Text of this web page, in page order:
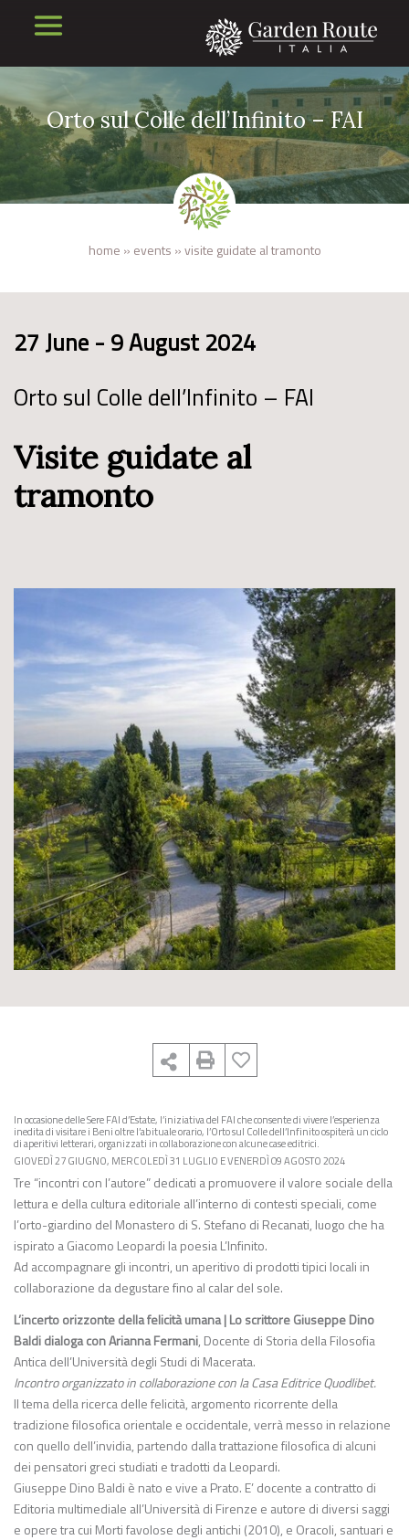
Orto sul Colle dell’Infinito – FAI
home » events »visite guidate al tramonto
27 June - 9 August 2024
Orto sul Colle dell’Infinito – FAI
Visite guidate al
tramonto
In occasione delle Sere FAI d’Estate, l’iniziativa del FAI che consente di vivere l’esperienza
inedita di visitare i Beni oltre l’abituale orario, l’Orto sul Colle dell’Infinito ospiterà un ciclo
di aperitivi letterari, organizzati in collaborazione con alcune case editrici.
GIOVEDÌ 27 GIUGNO, MERCOLEDÌ 31 LUGLIO E VENERDÌ 09 AGOSTO 2024
Tre “incontri con l’autore” dedicati a promuovere il valore sociale della
lettura e della cultura editoriale all’interno di contesti speciali, come
l’orto-giardino del Monastero di S. Stefano di Recanati, luogo che ha
ispirato a Giacomo Leopardi la poesia L’Infinito.
Ad accompagnare gli incontri, un aperitivo di prodotti tipici locali in
collaborazione da degustare fino al calar del sole.
L’incerto orizzonte della felicità umana | Lo scrittore Giuseppe Dino
Baldi dialoga con Arianna Fermani, Docente di Storia della Filosofia
Antica dell’Università degli Studi di Macerata.
Incontro organizzato in collaborazione con la Casa Editrice Quodlibet.
Il tema della ricerca delle felicità, argomento ricorrente della
tradizione filosofica orientale e occidentale, verrà messo in relazione
con quello dell’invidia, partendo dalla trattazione filosofica di alcuni
dei pensatori greci studiati e tradotti da Leopardi.
Giuseppe Dino Baldi è nato e vive a Prato. E’ docente a contratto di
Editoria multimediale all’Università di Firenze e autore di diversi saggi
e opere tra cui Morti favolose degli antichi (2010), e Oracoli, santuari e